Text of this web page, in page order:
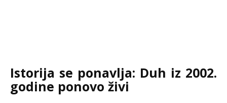
Istorija se ponavlja: Duh iz 2002.
godine ponovo živi